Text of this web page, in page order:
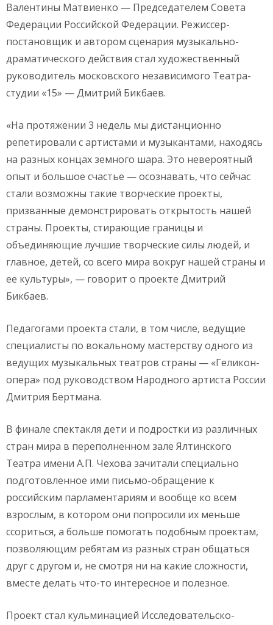
Валентины Матвиенко — Председателем Совета
Федерации Российской Федерации. Режиссер-
постановщик и автором сценария музыкально-
драматического действия стал художественный
руководитель московского независимого Театра-
студии «15» — Дмитрий Бикбаев.
«На протяжении 3 недель мы дистанционно
репетировали с артистами и музыкантами, находясь
на разных концах земного шара. Это невероятный
опыт и большое счастье — осознавать, что сейчас
стали возможны такие творческие проекты,
призванные демонстрировать открытость нашей
страны. Проекты, стирающие границы и
объединяющие лучшие творческие силы людей, и
главное, детей, со всего мира вокруг нашей страны и
ее культуры», — говорит о проекте Дмитрий
Бикбаев.
Педагогами проекта стали, в том числе, ведущие
специалисты по вокальному мастерству одного из
ведущих музыкальных театров страны — «Геликон-
опера» под руководством Народного артиста России
Дмитрия Бертмана.
В финале спектакля дети и подростки из различных
стран мира в переполненном зале Ялтинского
Театра имени А.П. Чехова зачитали специально
подготовленное ими письмо-обращение к
российским парламентариям и вообще ко всем
взрослым, в котором они попросили их меньше
ссориться, а больше помогать подобным проектам,
позволяющим ребятам из разных стран общаться
друг с другом и, не смотря ни на какие сложности,
вместе делать что-то интересное и полезное.
Проект стал кульминацией Исследовательско-